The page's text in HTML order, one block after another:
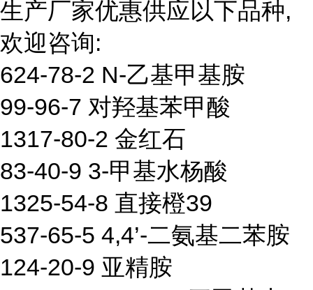
生产厂家优惠供应以下品种,
欢迎咨询:
624-78-2 N-乙基甲基胺
99-96-7 对羟基苯甲酸
1317-80-2 金红石
83-40-9 3-甲基水杨酸
1325-54-8 直接橙39
537-65-5 4,4’-二氨基二苯胺
124-20-9 亚精胺